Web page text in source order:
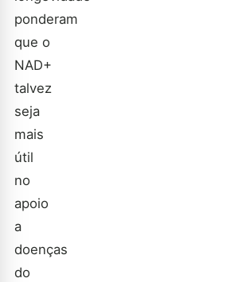
ponderam
que o
NAD+
talvez
seja
mais
útil
no
apoio
a
doenças
do